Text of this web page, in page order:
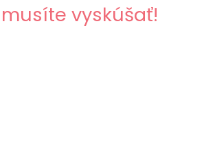
vyskúšať!